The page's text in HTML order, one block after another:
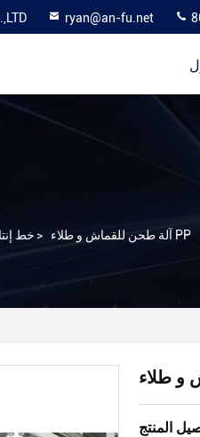
ryan@an-fu.net
خط > آلة طحن للقماش و طلاء PP
المنتج